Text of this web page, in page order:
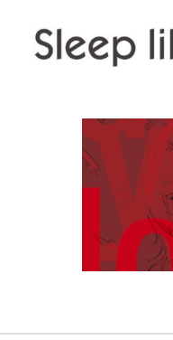
Skip to content